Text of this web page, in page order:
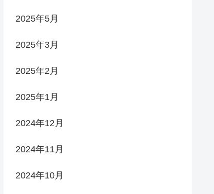
2025年5月
2025年3月
2025年2月
2025年1月
2024年12月
2024年11月
2024年10月